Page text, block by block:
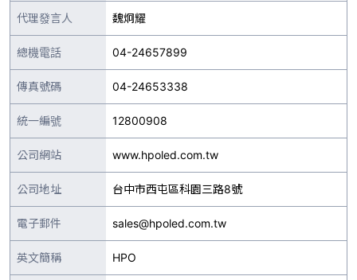
代理發言人 魏炯耀
總機電話 04-24657899
傳真號碼 04-24653338
統一編號 12800908
公司網站 www.hpoled.com.tw
公司地址 台中市西屯區科園三路8號
電子郵件 sales@hpoled.com.tw
英文簡稱 HPO